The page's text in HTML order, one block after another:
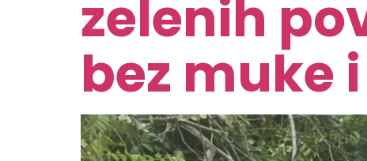
zelenih
bez muke